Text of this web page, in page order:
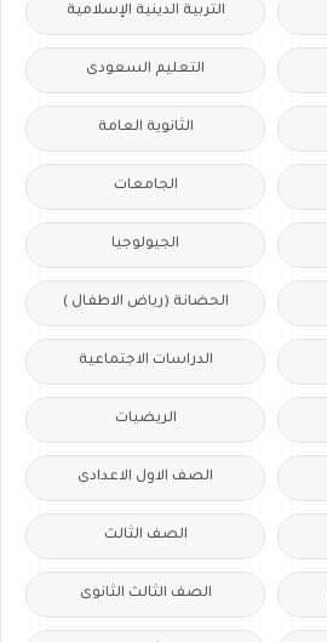
التربية الدينية الإسلامية
التعليم السعودى
الثانوية العامة
الجامعات
الجيولوجيا
الحضانة (رياض الاطفال )
الدراسات الاجتماعية
الريضيات
الصف الاول الاعدادى
الصف الثالث
الصف الثالث الثانوى